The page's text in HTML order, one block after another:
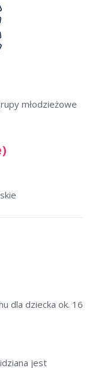
młodzieżowe
dla dziecka ok. 16
jest